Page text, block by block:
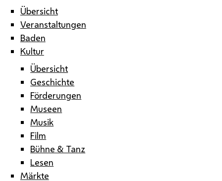
Übersicht
Veranstaltungen
Baden
Kultur
Übersicht
Geschichte
Förderungen
Museen
Musik
Film
Bühne & Tanz
Lesen
Märkte